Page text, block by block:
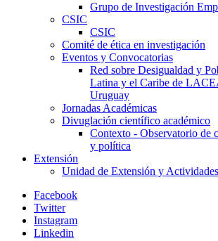
Grupo de Investigación
CSIC
CSIC
Comité de ética en investigación
Eventos y Convocatorias
Red sobre Desigualdad y
Latina y el Caribe de
Uruguay
Jornadas Académicas
Divuglación científico académico
Contexto - Observatorio de
y política
Extensión
Unidad de Extensión y
Facebook
Twitter
Instagram
Linkedin